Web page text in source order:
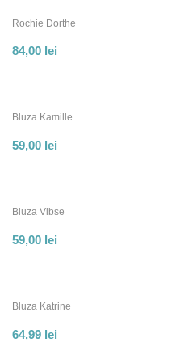
Rochie Dorthe
84,00 lei
Bluza Kamille
59,00 lei
Bluza Vibse
59,00 lei
Bluza Katrine
64,99 lei